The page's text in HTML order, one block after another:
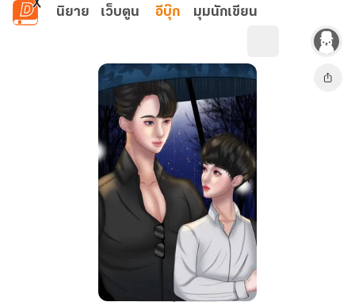
ข้ามไปยังเนื้อหาหลัก
นิยาย เว็บตูน อีบุ๊ก มุมนักเขียน